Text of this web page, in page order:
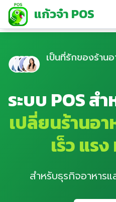
แก้วจ๋า POS
เป็นที่รักของร้าน
ระบบ POS ส
เปลี่ยนร้านอ
เร็ว แร
สำหรับธุรกิจอาหาร